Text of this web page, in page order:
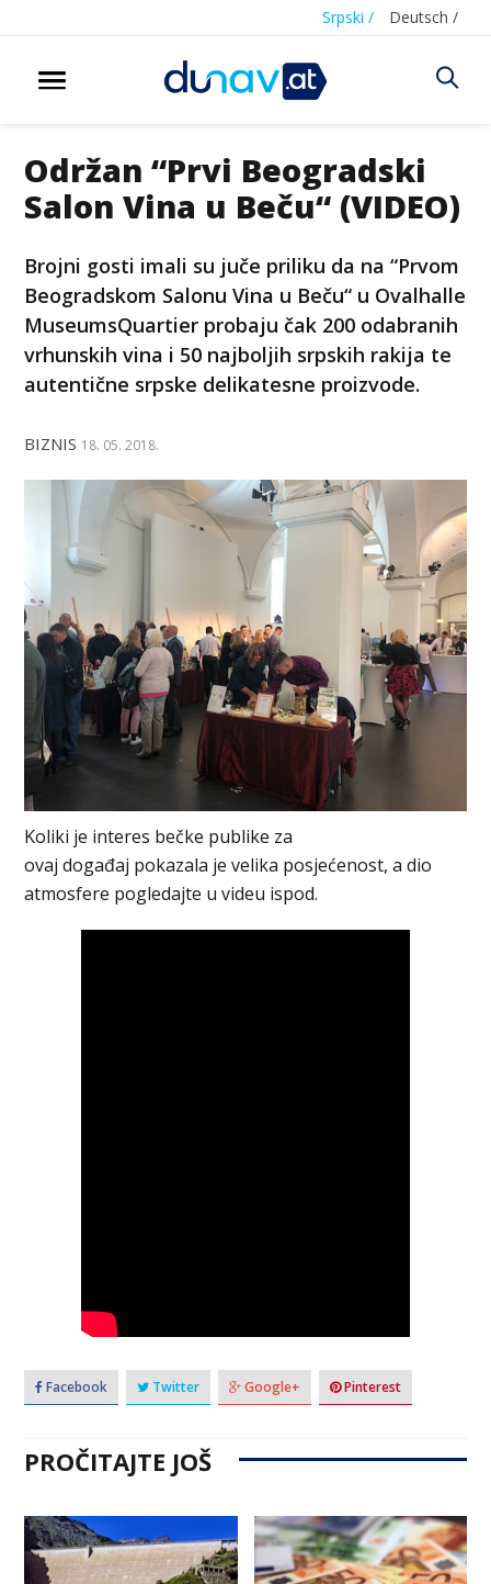
Srpski / Deutsch /
Održan “Prvi Beogradski
Salon Vina u Beču“ (VIDEO)
Brojni gosti imali su juče priliku da na “Prvom
Beogradskom Salonu Vina u Beču“ u Ovalhalle
MuseumsQuartier probaju čak 200 odabranih
vrhunskih vina i 50 najboljih srpskih rakija te
autentične srpske delikatesne proizvode.
BIZNIS 18. 05. 2018.
Koliki je interes bečke publike za
ovaj događaj pokazala je velika posjećenost, a dio
atmosfere pogledajte u videu ispod.
Facebook Twitter Google+ Pinterest
PROČITAJTE JOŠ